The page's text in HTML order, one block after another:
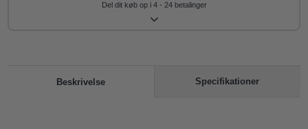
Del dit køb op i 4 - 24 betalinger
Beskrivelse Specifikationer